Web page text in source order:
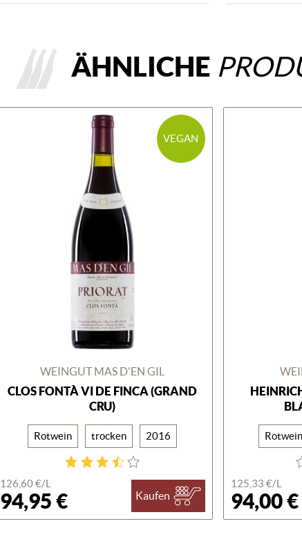
ÄHNLICHE
VEGAN
WEINGUT MAS D'EN GIL
CLOS FONTÀ VI DE FINCA (GRAND
CRU)
Rotwein trocken 2016
126,60 €/L
94,95 € Kaufen
Rotwein
125,33 €/L
94,00 €